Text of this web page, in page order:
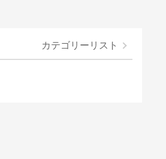
カテゴリーリスト